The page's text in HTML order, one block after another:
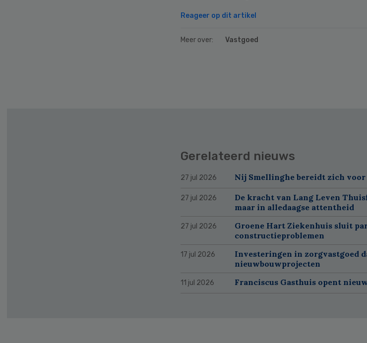
Reageer op dit artikel
Meer over: Vastgoed
Gerelateerd nieuws
27 jul 2026 Nij Smellinghe bereidt zich
27 jul 2026
De kracht van Lang Leven
maar in alledaagse attentheid
27 jul 2026
Groene Hart Ziekenhuis sluit
constructieproblemen
17 jul 2026
Investeringen in zorgvastgoed
nieuwbouwprojecten
11 jul 2026 Franciscus Gasthuis opent